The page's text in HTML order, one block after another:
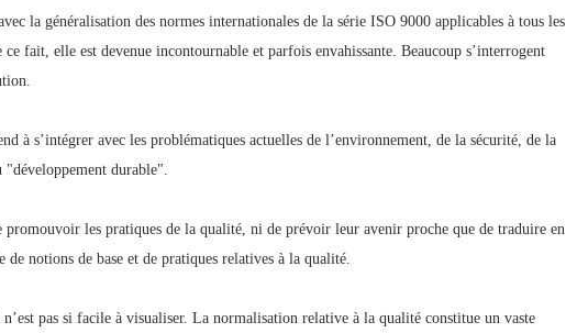
la généralisation des normes internationales de la série ISO 9000 applicables à tous les
ce fait, elle est devenue incontournable et parfois envahissante. Beaucoup s’interrogent
à s’intégrer avec les problématiques actuelles de l’environnement, de la sécurité, de la
"développement durable".
promouvoir les pratiques de la qualité, ni de prévoir leur avenir proche que de traduire en
de notions de base et de pratiques relatives à la qualité.
pas si facile à visualiser. La normalisation relative à la qualité constitue un vaste